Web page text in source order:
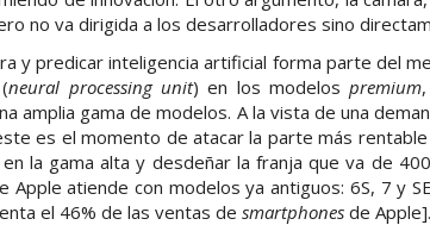
no va dirigida a los desarrolladores sino
y predicar inteligencia artificial forma parte del
neural processing unit) en los modelospremium
amplia gama de modelos. A la vista de una
es el momento de atacar la parte más
la gama alta y desdeñar la franja que va de
Apple atiende con modelos ya antiguos: 6S, 7 y
el 46% de las ventas de smartphonesde Apple].